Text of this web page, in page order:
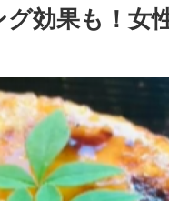
効果も！女